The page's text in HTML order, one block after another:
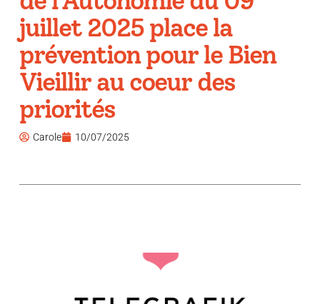
juillet 2025 place la
prévention pour le Bien
Vieillir au coeur des
priorités
Carole 10/07/2025